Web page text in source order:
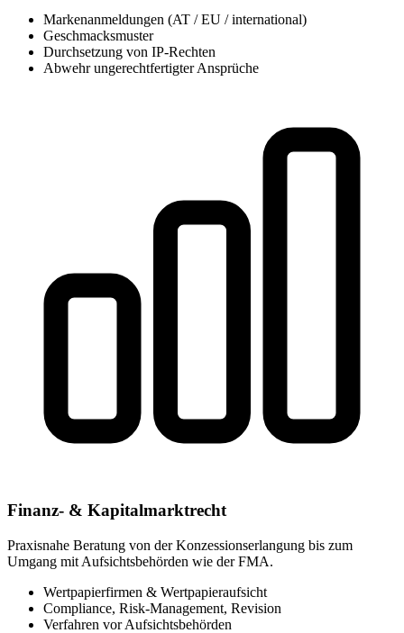
Markenanmeldungen (AT / EU / international)
Geschmacksmuster
Durchsetzung von IP-Rechten
Abwehr ungerechtfertigter Ansprüche
Finanz- & Kapitalmarktrecht
Praxisnahe Beratung von der Konzessionserlangung bis zum
Umgang mit Aufsichtsbehörden wie der FMA.
Wertpapierfirmen & Wertpapieraufsicht
Compliance, Risk-Management, Revision
Verfahren vor Aufsichtsbehörden